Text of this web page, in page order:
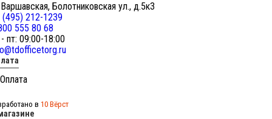
Болотниковская ул., д.5к3
(495) 212-1239
555 80 68
пт: 09:00-18:00
в 10 Вёрст